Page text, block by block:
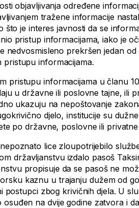
objavljivanja određene
tražene informacije
što je interes javnosti da se
pristup informacijama, iako je
nedvosmisleno prekršen jedan
informacijama.
pristupu informacijama u članu
u državne ili poslovne tajne, ili
ukazuju na nepoštovanje
djelo, institucije su
po državne, poslovne ili privatne
lice zloupotrijebilo
državljanstvu izdalo pasoš
propisuje da se pasoš ne
kaznu u trajanju dužem od
postupci zbog krivičnih djela. U
na dvije godine zatvora i